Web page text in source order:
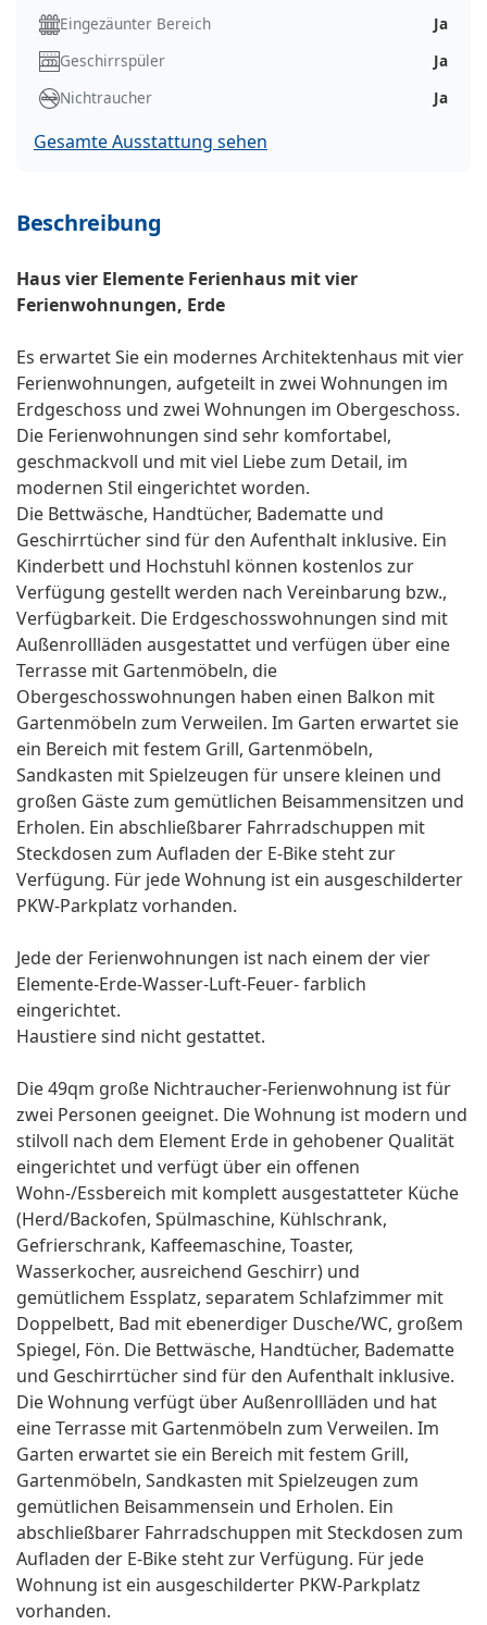
Eingezäunter Bereich
Ja
Geschirrspüler
Ja
Nichtraucher
Ja
Gesamte Ausstattung sehen
Beschreibung
Haus vier Elemente Ferienhaus mit vier
Ferienwohnungen, Erde
Es erwartet Sie ein modernes Architektenhaus mit vier
Ferienwohnungen, aufgeteilt in zwei Wohnungen im
Erdgeschoss und zwei Wohnungen im Obergeschoss.
Die Ferienwohnungen sind sehr komfortabel,
geschmackvoll und mit viel Liebe zum Detail, im
modernen Stil eingerichtet worden.
Die Bettwäsche, Handtücher, Badematte und
Geschirrtücher sind für den Aufenthalt inklusive. Ein
Kinderbett und Hochstuhl können kostenlos zur
Verfügung gestellt werden nach Vereinbarung bzw.,
Verfügbarkeit. Die Erdgeschosswohnungen sind mit
Außenrollläden ausgestattet und verfügen über eine
Terrasse mit Gartenmöbeln, die
Obergeschosswohnungen haben einen Balkon mit
Gartenmöbeln zum Verweilen. Im Garten erwartet sie
ein Bereich mit festem Grill, Gartenmöbeln,
Sandkasten mit Spielzeugen für unsere kleinen und
großen Gäste zum gemütlichen Beisammensitzen und
Erholen. Ein abschließbarer Fahrradschuppen mit
Steckdosen zum Aufladen der E-Bike steht zur
Verfügung. Für jede Wohnung ist ein ausgeschilderter
PKW-Parkplatz vorhanden.
Jede der Ferienwohnungen ist nach einem der vier
Elemente-Erde-Wasser-Luft-Feuer- farblich
eingerichtet.
Haustiere sind nicht gestattet.
Die 49qm große Nichtraucher-Ferienwohnung ist für
zwei Personen geeignet. Die Wohnung ist modern und
stilvoll nach dem Element Erde in gehobener Qualität
eingerichtet und verfügt über ein offenen
Wohn-/Essbereich mit komplett ausgestatteter Küche
(Herd/Backofen, Spülmaschine, Kühlschrank,
Gefrierschrank, Kaffeemaschine, Toaster,
Wasserkocher, ausreichend Geschirr) und
gemütlichem Essplatz, separatem Schlafzimmer mit
Doppelbett, Bad mit ebenerdiger Dusche/WC, großem
Spiegel, Fön. Die Bettwäsche, Handtücher, Badematte
und Geschirrtücher sind für den Aufenthalt inklusive.
Die Wohnung verfügt über Außenrollläden und hat
eine Terrasse mit Gartenmöbeln zum Verweilen. Im
Garten erwartet sie ein Bereich mit festem Grill,
Gartenmöbeln, Sandkasten mit Spielzeugen zum
gemütlichen Beisammensein und Erholen. Ein
abschließbarer Fahrradschuppen mit Steckdosen zum
Aufladen der E-Bike steht zur Verfügung. Für jede
Wohnung ist ein ausgeschilderter PKW-Parkplatz
vorhanden.